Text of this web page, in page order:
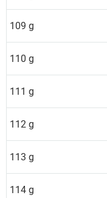
109 g
110 g
111 g
112 g
113 g
114 g